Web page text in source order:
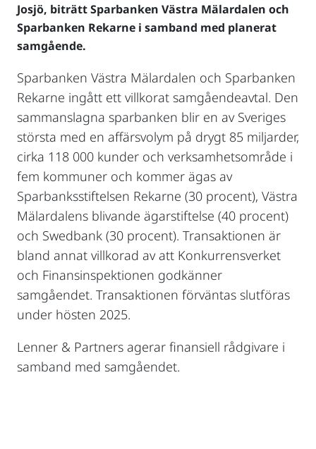
Josjö, biträtt Sparbanken Västra Mälardalen och
Sparbanken Rekarne i samband med planerat
samgående.
Sparbanken Västra Mälardalen och Sparbanken
Rekarne ingått ett villkorat samgåendeavtal. Den
sammanslagna sparbanken blir en av Sveriges
största med en affärsvolym på drygt 85 miljarder,
cirka 118 000 kunder och verksamhetsområde i
fem kommuner och kommer ägas av
Sparbanksstiftelsen Rekarne (30 procent), Västra
Mälardalens blivande ägarstiftelse (40 procent)
och Swedbank (30 procent). Transaktionen är
bland annat villkorad av att Konkurrensverket
och Finansinspektionen godkänner
samgåendet. Transaktionen förväntas slutföras
under hösten 2025.
Lenner & Partners agerar finansiell rådgivare i
samband med samgåendet.